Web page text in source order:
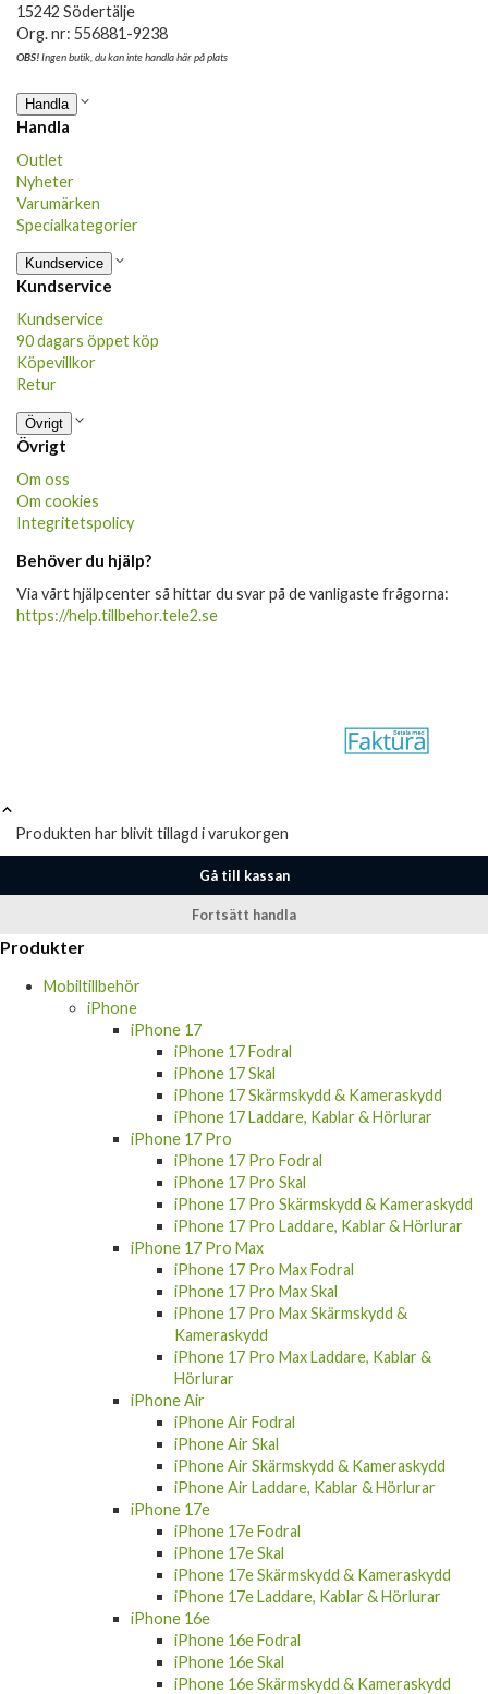
15242 Södertälje
Org. nr: 556881-9238
OBS!Ingen butik, du kan inte handla här på plats
Handla
Handla
Outlet
Nyheter
Varumärken
Specialkategorier
Kundservice
Kundservice
Kundservice
90 dagars öppet köp
Köpevillkor
Retur
Övrigt
Övrigt
Om oss
Om cookies
Integritetspolicy
Behöver du hjälp?
Via vårt hjälpcenter så hittar du svar på de vanligaste frågorna:
https://help.tillbehor.tele2.se
Produkten har blivit tillagd i varukorgen
Gå till kassan
Fortsätt handla
Produkter
Mobiltillbehör
iPhone
iPhone 17
iPhone 17 Fodral
iPhone 17 Skal
iPhone 17 Skärmskydd & Kameraskydd
iPhone 17 Laddare, Kablar & Hörlurar
iPhone 17 Pro
iPhone 17 Pro Fodral
iPhone 17 Pro Skal
iPhone 17 Pro Skärmskydd & Kameraskydd
iPhone 17 Pro Laddare, Kablar & Hörlurar
iPhone 17 Pro Max
iPhone 17 Pro Max Fodral
iPhone 17 Pro Max Skal
iPhone 17 Pro Max Skärmskydd &
Kameraskydd
iPhone 17 Pro Max Laddare, Kablar &
Hörlurar
iPhone Air
iPhone Air Fodral
iPhone Air Skal
iPhone Air Skärmskydd & Kameraskydd
iPhone Air Laddare, Kablar & Hörlurar
iPhone 17e
iPhone 17e Fodral
iPhone 17e Skal
iPhone 17e Skärmskydd & Kameraskydd
iPhone 17e Laddare, Kablar & Hörlurar
iPhone 16e
iPhone 16e Fodral
iPhone 16e Skal
iPhone 16e Skärmskydd & Kameraskydd